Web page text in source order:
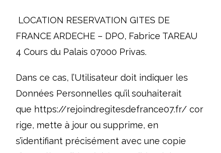
LOCATION RESERVATION GITES DE
FRANCE ARDECHE – DPO, Fabrice TAREAU
4 Cours du Palais 07000 Privas.
Dans ce cas, l’Utilisateur doit indiquer les
Données Personnelles qu’il souhaiterait
que https://rejoindregitesdefrance07.fr/ cor
rige, mette à jour ou supprime, en
s’identifiant précisément avec une copie